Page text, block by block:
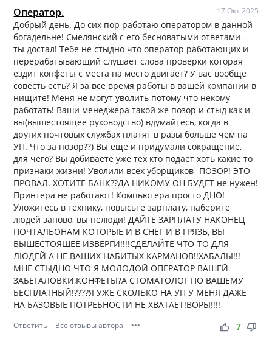
Оператор. 17 Окт 2025
Добрый день. До сих пор работаю оператором в данной
богадельне! Смелянский с его бесноватыми ответами —
ты достал! Тебе не стыдно что оператор работающих и
перерабатывающий слушает слова проверки которая
ездит конфеты с места на место двигает? У вас вообще
совесть есть? Я за все время работы в вашей компании в
нищите! Меня не могут уволить потому что некому
работать! Ваши менеджера такой же позор и стыд как и
вы(вышестоящее руководство) вдумайтесь, когда в
других почтовых службах платят в разы больше чем на
УП. Что за позор??) Вы еще и придумали сокращение,
для чего? Вы добиваете уже тех кто подает хоть какие то
признаки жизни! Уволили всех уборщиков- ПОЗОР! ЭТО
ПРОВАЛ. ХОТИТЕ БАНК??ДА НИКОМУ ОН БУДЕТ не нужен!
Принтера не работают! Компьютера просто ДНО!
Уложитесь в технику, повысьте зарплату, наберите
людей заново, вы нелюди! ДАЙТЕ ЗАРПЛАТУ НАКОНЕЦ
ПОЧТАЛЬОНАМ КОТОРЫЕ И В СНЕГ И В ГРЯЗЬ, ВЫ
ВЫШЕСТОЯЩЕЕ ИЗВЕРГИ!!!!СДЕЛАЙТЕ ЧТО-ТО ДЛЯ
ЛЮДЕЙ А НЕ ВАШИХ НАБИТЫХ КАРМАНОВ!!ХАБАЛЫ!!!
МНЕ СТЫДНО ЧТО Я МОЛОДОЙ ОПЕРАТОР ВАШЕЙ
ЗАБЕГАЛОВКИ,КОНФЕТЫ?А СТОМАТОЛОГ ПО ВАШЕМУ
БЕСПЛАТНЫЙ!????Я УЖЕ СКОЛЬКО НА УП У МЕНЯ ДАЖЕ
НА БАЗОВЫЕ ПОТРЕБНОСТИ НЕ ХВАТАЕТ!ВОРЫ!!!!
Ответить Все отзывы автора ••• thumb_up thumb_down
7